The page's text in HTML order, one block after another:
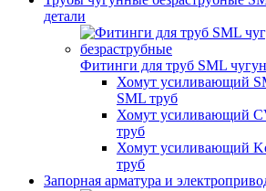
детали
Фитинги для труб SML
Хомут усиливающий
SML труб
Хомут усиливающий
труб
Хомут усиливающий
труб
Запорная арматура и